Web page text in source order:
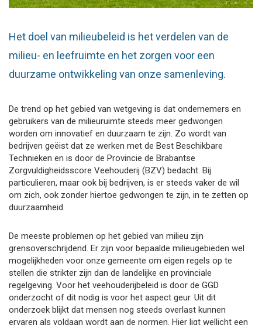
Het doel van milieubeleid is het verdelen van de
milieu- en leefruimte en het zorgen voor een
duurzame ontwikkeling van onze samenleving.
De trend op het gebied van wetgeving is dat ondernemers en
gebruikers van de milieuruimte steeds meer gedwongen
worden om innovatief en duurzaam te zijn. Zo wordt van
bedrijven geëist dat ze werken met de Best Beschikbare
Technieken en is door de Provincie de Brabantse
Zorgvuldigheidsscore Veehouderij (BZV) bedacht. Bij
particulieren, maar ook bij bedrijven, is er steeds vaker de wil
om zich, ook zonder hiertoe gedwongen te zijn, in te zetten op
duurzaamheid.
De meeste problemen op het gebied van milieu zijn
grensoverschrijdend. Er zijn voor bepaalde milieugebieden wel
mogelijkheden voor onze gemeente om eigen regels op te
stellen die strikter zijn dan de landelijke en provinciale
regelgeving. Voor het veehouderijbeleid is door de GGD
onderzocht of dit nodig is voor het aspect geur. Uit dit
onderzoek blijkt dat mensen nog steeds overlast kunnen
ervaren als voldaan wordt aan de normen. Hier ligt wellicht een